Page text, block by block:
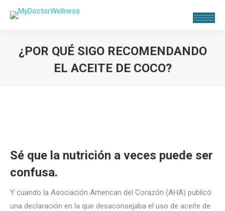
¿POR QUÉ SIGO RECOMENDANDO
EL ACEITE DE COCO?
Sé que la nutrición a veces puede ser
confusa.
Y cuando la Asociación American del Corazón (AHA) publicó
una declaración en la que desaconsejaba el uso de aceite de